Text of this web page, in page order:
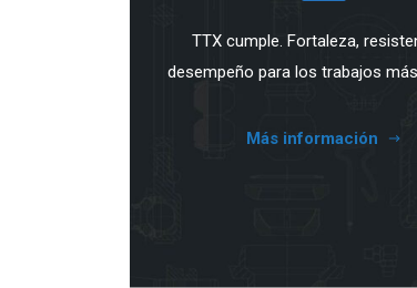
TTX cumple. Fortaleza,
desempeño para los trabajos
Más información